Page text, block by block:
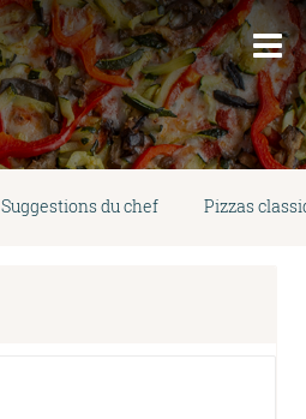
Suggestions du chef Pizzas